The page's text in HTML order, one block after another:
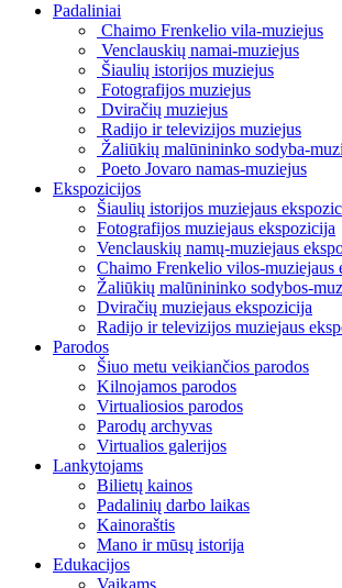
Padaliniai
Chaimo Frenkelio vila-muziejus
Venclauskių namai-muziejus
Šiaulių istorijos muziejus
Fotografijos muziejus
Dviračių muziejus
Radijo ir televizijos muziejus
Žaliūkių malūnininko sodyba-
Poeto Jovaro namas-muziejus
Ekspozicijos
Šiaulių istorijos muziejaus
Fotografijos muziejaus ekspozicija
Venclauskių namų-muziejaus
Chaimo Frenkelio vilos-muziejaus
Žaliūkių malūnininko sodybos-
Dviračių muziejaus ekspozicija
Radijo ir televizijos muziejaus
Parodos
Šiuo metu veikiančios parodos
Kilnojamos parodos
Virtualiosios parodos
Parodų archyvas
Virtualios galerijos
Lankytojams
Bilietų kainos
Padalinių darbo laikas
Kainoraštis
Mano ir mūsų istorija
Edukacijos
Vaikams